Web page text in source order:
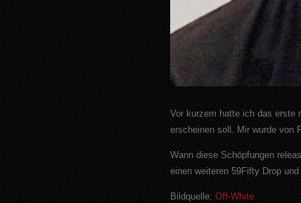
Vor kurzem hatte ich das erste
erscheinen soll. Mir wurde von
Wann diese Schöpfungen
einen weiteren 59Fifty Drop
Bildquelle:Off-White